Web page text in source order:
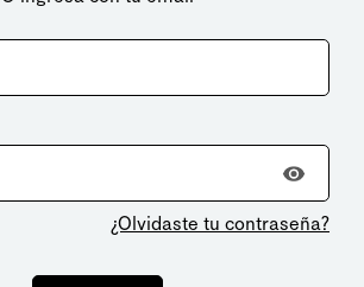
¿Olvidaste tu contraseña?